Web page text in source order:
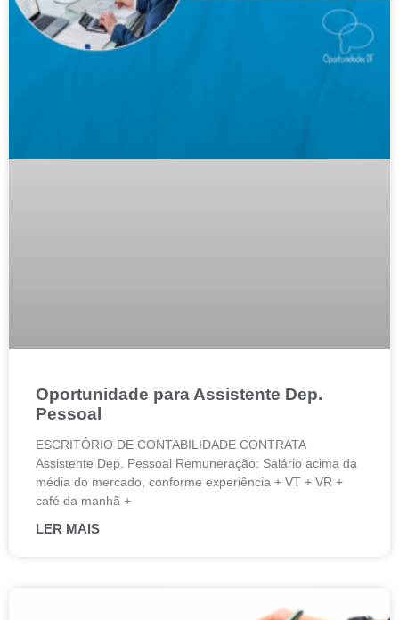
Oportunidade para Assistente Dep.
Pessoal
ESCRITÓRIO DE CONTABILIDADE CONTRATA
Assistente Dep. Pessoal Remuneração: Salário acima da
média do mercado, conforme experiência + VT + VR +
café da manhã +
LER MAIS